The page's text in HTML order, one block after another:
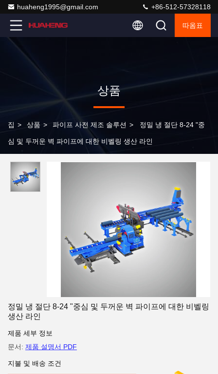
huaheng1995@gmail.com +86-512-57328118
따옴표
상품
집 > 상품 > 파이프 사전 제조 솔루션 > 정밀 냉 절단 8-24 "중
심 및 두꺼운 벽 파이프에 대한 비벨링 생산 라인
정밀 냉 절단 8-24 "중심 및 두꺼운 벽 파이프에 대한 비벨링
생산 라인
제품 세부 정보
문서: 제품 설명서 PDF
지불 및 배송 조건